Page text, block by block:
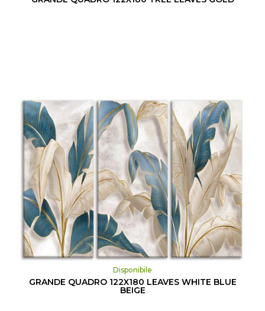
Disponibile
GRANDE QUADRO 122X180 LEAVES WHITE BLUE
BEIGE